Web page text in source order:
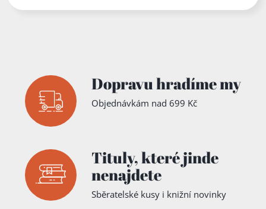
Dopravu hradíme my
Objednávkám nad 699 Kč
Tituly,které jinde
nenajdete
Sběratelské kusy i knižní novinky